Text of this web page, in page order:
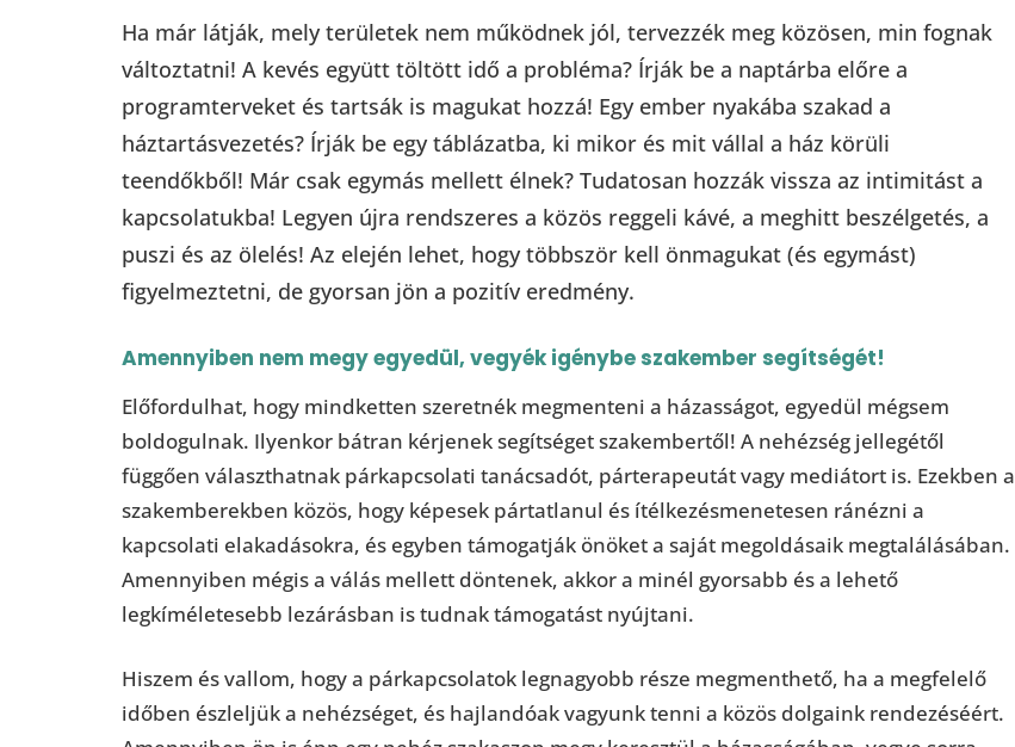
Ha már látják, mely területek nem működnek jól, tervezzék meg közösen, min fognak
változtatni! A kevés együtt töltött idő a probléma? Írják be a naptárba előre a
programterveket és tartsák is magukat hozzá! Egy ember nyakába szakad a
háztartásvezetés? Írják be egy táblázatba, ki mikor és mit vállal a ház körüli
teendőkből! Már csak egymás mellett élnek? Tudatosan hozzák vissza az intimitást a
kapcsolatukba! Legyen újra rendszeres a közös reggeli kávé, a meghitt beszélgetés, a
puszi és az ölelés! Az elején lehet, hogy többször kell önmagukat (és egymást)
figyelmeztetni, de gyorsan jön a pozitív eredmény.
Amennyiben nem megy egyedül, vegyék igénybe szakember segítségét!
Előfordulhat, hogy mindketten szeretnék megmenteni a házasságot, egyedül mégsem
boldogulnak. Ilyenkor bátran kérjenek segítséget szakembertől! A nehézség jellegétől
függően választhatnak párkapcsolati tanácsadót, párterapeutát vagy mediátort is. Ezekben a
szakemberekben közös, hogy képesek pártatlanul és ítélkezésmenetesen ránézni a
kapcsolati elakadásokra, és egyben támogatják önöket a saját megoldásaik megtalálásában.
Amennyiben mégis a válás mellett döntenek, akkor a minél gyorsabb és a lehető
legkíméletesebb lezárásban is tudnak támogatást nyújtani.
Hiszem és vallom, hogy a párkapcsolatok legnagyobb része megmenthető, ha a megfelelő
időben észleljük a nehézséget, és hajlandóak vagyunk tenni a közös dolgaink rendezéséért.